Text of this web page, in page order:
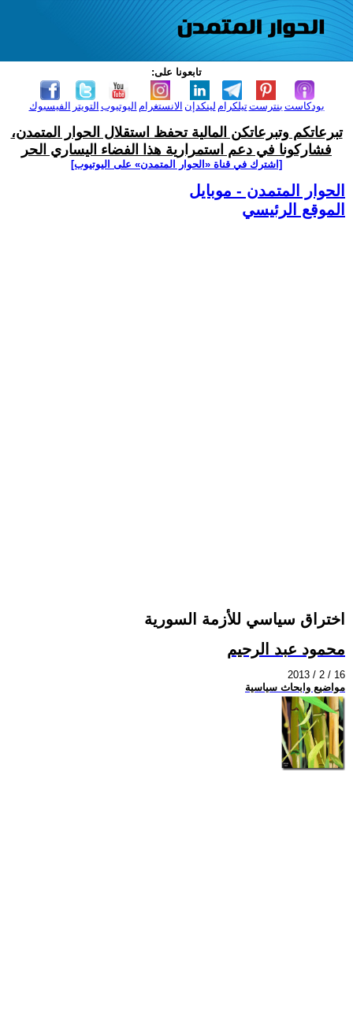
تابعونا على:
الفيسبوك التويتر اليوتيوب الانستغرام لينكدإن تيلكرامبنترست بودكاست
تبرعاتكم وتبرعاتكن المالية تحفظ استقلال الحوار المتمدن،
فشاركونا في دعم استمرارية هذا الفضاء اليساري الحر
[اشترك في قناة ‫«الحوار المتمدن» على اليوتيوب]
الحوار المتمدن - موبايل
الموقع الرئيسي
اختراق سياسي للأزمة السورية
محمود عبد الرحيم
2013 / 2 / 16
مواضيع وابحاث سياسية